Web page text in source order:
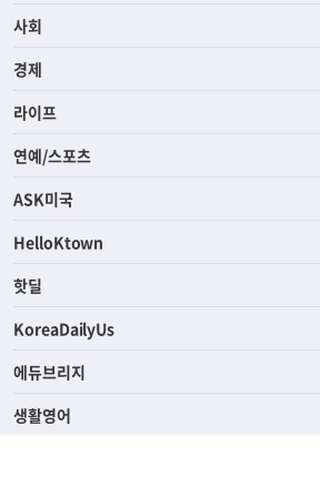
사회
경제
라이프
연예/스포츠
ASK미국
HelloKtown
핫딜
KoreaDailyUs
에듀브리지
생활영어